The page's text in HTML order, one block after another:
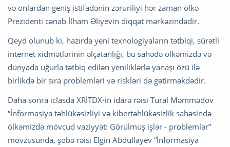
və onlardan geniş istifadənin zəruriliyi hər zaman ölkə
Prezidenti cənab İlham Əliyevin diqqət mərkəzindədir.
Qeyd olunub ki, hazırda yeni texnologiyaların tətbiqi, sürətli
internet xidmətlərinin əlçatanlığı, bu sahədə ölkəmizdə və
dünyada uğurla tətbiq edilən yeniliklərlə yanaşı özü ilə
birlikdə bir sıra problemləri və riskləri də gətirməkdədir.
Daha sonra iclasda XRİTDX-in idarə rəisi Tural Məmmədov
“İnformasiya təhlükəsizliyi və kibertəhlükəsizlik sahəsində
ölkəmizdə mövcud vəziyyət: Görülmüş işlər - problemlər”
mövzusunda, şöbə rəisi Elgin Abdullayev “İnformasiya